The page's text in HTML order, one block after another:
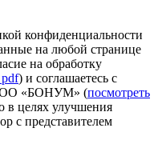
конфиденциальности
на любой странице
на обработку
pdf) и соглашаетесь с
ООО «БОНУМ» (посмотреть
целях улучшения
с представителем